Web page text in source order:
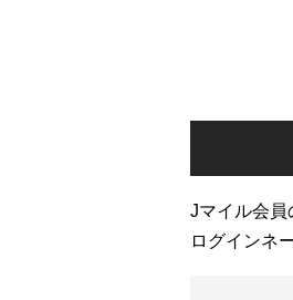
Jマイル会員
ログインネ